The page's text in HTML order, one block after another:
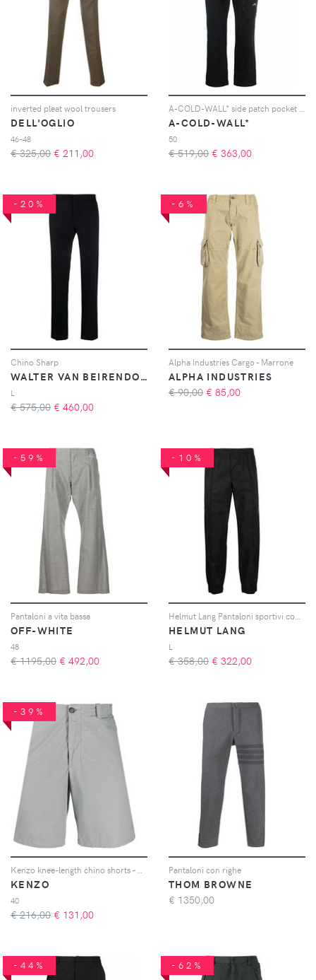
inverted pleat wool trousers
DELL'OGLIO
46-48
€ 325,00 € 211,00
A-COLD-WALL*
50
€ 519,00 € 363,00
-20%
Chino Sharp
WALTER VAN BEIRENDONCK PRE-OWNED
L
€ 575,00 € 460,00
-6%
Alpha Industries Cargo - Marrone
ALPHA INDUSTRIES
€ 90,00 € 85,00
-59%
Pantaloni a vita bassa
OFF-WHITE
48
€ 1195,00 € 492,00
-10%
HELMUT LANG
L
€ 358,00 € 322,00
-39%
KENZO
40
€ 216,00 € 131,00
Pantaloni con righe
THOM BROWNE
€ 1350,00
-44% -62%